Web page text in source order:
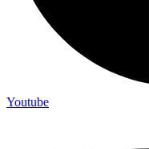
Youtube